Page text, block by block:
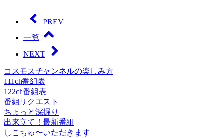
PREV
一覧
NEXT
コスモスチャンネルの楽しみ方
111ch番組表
122ch番組表
番組リクエスト
ちょっと深掘り
出来立て！最新番組
しこちゅ〜いただきます